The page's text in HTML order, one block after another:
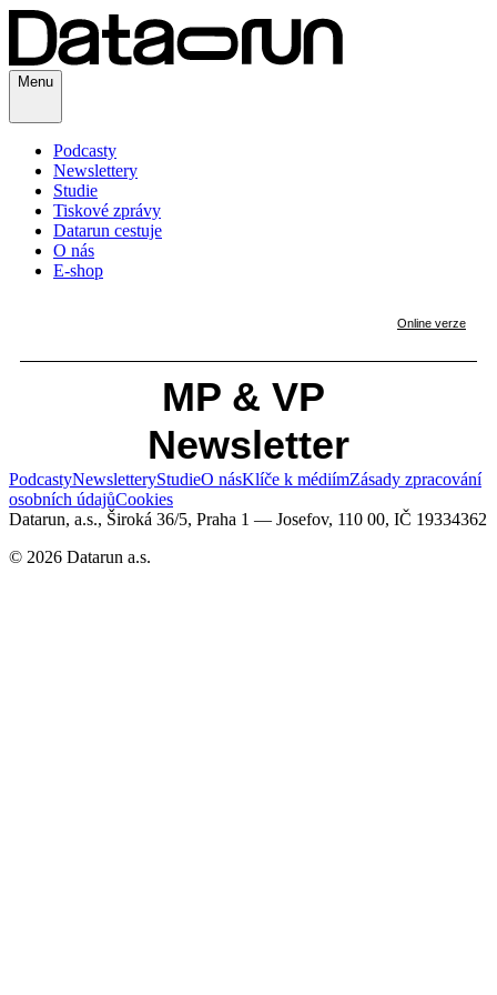
Menu
Podcasty
Newslettery
Studie
Tiskové zprávy
Datarun cestuje
O nás
E-shop
PodcastyNewsletteryStudieO násKlíče k médiímZásady zpracování
osobních údajůCookies
Datarun, a.s., Široká 36/5, Praha 1 — Josefov, 110 00, IČ 19334362
© 2026 Datarun a.s.